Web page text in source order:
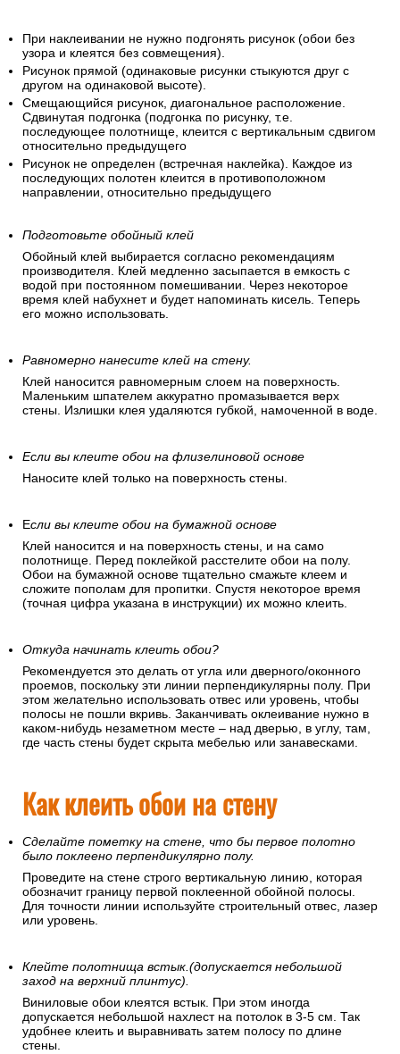
При наклеивании не нужно подгонять рисунок (обои без
узора и клеятся без совмещения).
Рисунок прямой (одинаковые рисунки стыкуются друг с
другом на одинаковой высоте).
Смещающийся рисунок, диагональное расположение.
Сдвинутая подгонка (подгонка по рисунку, т.е.
последующее полотнище, клеится с вертикальным сдвигом
относительно предыдущего
Рисунок не определен (встречная наклейка). Каждое из
последующих полотен клеится в противоположном
направлении, относительно предыдущего
Подготовьте обойный клей
Обойный клей выбирается согласно рекомендациям
производителя. Клей медленно засыпается в емкость с
водой при постоянном помешивании. Через некоторое
время клей набухнет и будет напоминать кисель. Теперь
его можно использовать.
Равномерно нанесите клей на стену.
Клей наносится равномерным слоем на поверхность.
Маленьким шпателем аккуратно промазывается верх
стены. Излишки клея удаляются губкой, намоченной в воде.
Если вы клеите обои на флизелиновой основе
Наносите клей только на поверхность стены.
Если вы клеите обои на бумажной основе
Клей наносится и на поверхность стены, и на само
полотнище. Перед поклейкой расстелите обои на полу.
Обои на бумажной основе тщательно смажьте клеем и
сложите пополам для пропитки. Спустя некоторое время
(точная цифра указана в инструкции) их можно клеить.
Откуда начинать клеить обои?
Рекомендуется это делать от угла или дверного/оконного
проемов, поскольку эти линии перпендикулярны полу. При
этом желательно использовать отвес или уровень, чтобы
полосы не пошли вкривь. Заканчивать оклеивание нужно в
каком-нибудь незаметном месте – над дверью, в углу, там,
где часть стены будет скрыта мебелью или занавесками.
Как клеить обои на стену
Сделайте пометку на стене, что бы первое полотно
было поклеено перпендикулярно полу.
Проведите на стене строго вертикальную линию, которая
обозначит границу первой поклеенной обойной полосы.
Для точности линии используйте строительный отвес, лазер
или уровень.
Клейте полотнища встык.(допускается небольшой
заход на верхний плинтус).
Виниловые обои клеятся встык. При этом иногда
допускается небольшой нахлест на потолок в 3-5 см. Так
удобнее клеить и выравнивать затем полосу по длине
стены.